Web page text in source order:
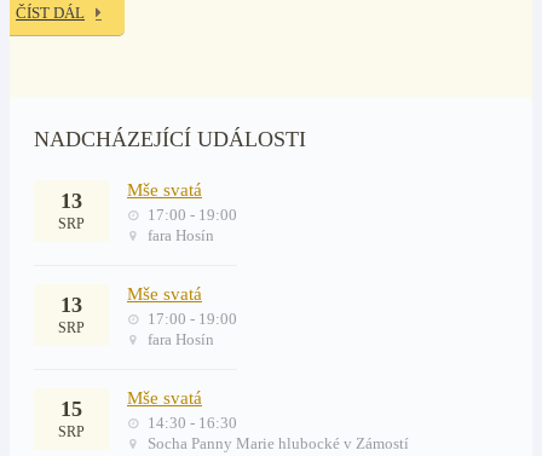
ČÍST DÁL
NADCHÁZEJÍCÍ UDÁLOSTI
13
SRP
Mše svatá
17:00 - 19:00
fara Hosín
13
SRP
Mše svatá
17:00 - 19:00
fara Hosín
15
SRP
Mše svatá
14:30 - 16:30
Socha Panny Marie hlubocké v Zámostí